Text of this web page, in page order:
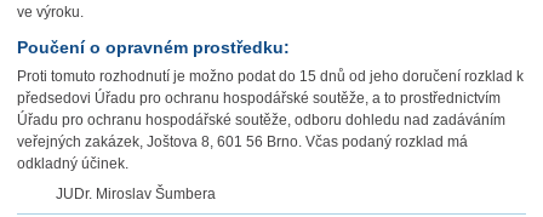
ve výroku.
Poučení o opravném prostředku:
Proti tomuto rozhodnutí je možno podat do 15 dnů od jeho doručení rozklad k
předsedovi Úřadu pro ochranu hospodářské soutěže, a to prostřednictvím
Úřadu pro ochranu hospodářské soutěže, odboru dohledu nad zadáváním
veřejných zakázek, Joštova 8, 601 56 Brno. Včas podaný rozklad má
odkladný účinek.
JUDr. Miroslav Šumbera